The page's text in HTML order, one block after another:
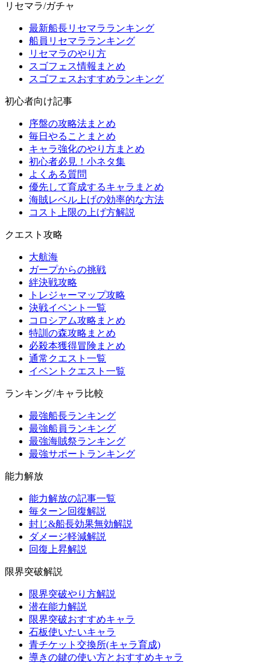
リセマラ/ガチャ
最新船長リセマラランキング
船員リセマラランキング
リセマラのやり方
スゴフェス情報まとめ
スゴフェスおすすめランキング
初心者向け記事
序盤の攻略法まとめ
毎日やることまとめ
キャラ強化のやり方まとめ
初心者必見！小ネタ集
よくある質問
優先して育成するキャラまとめ
海賊レベル上げの効率的な方法
コスト上限の上げ方解説
クエスト攻略
大航海
ガープからの挑戦
絆決戦攻略
トレジャーマップ攻略
決戦イベント一覧
コロシアム攻略まとめ
特訓の森攻略まとめ
必殺本獲得冒険まとめ
通常クエスト一覧
イベントクエスト一覧
ランキング/キャラ比較
最強船長ランキング
最強船員ランキング
最強海賊祭ランキング
最強サポートランキング
能力解放
能力解放の記事一覧
毎ターン回復解説
封じ&船長効果無効解説
ダメージ軽減解説
回復上昇解説
限界突破解説
限界突破やり方解説
潜在能力解説
限界突破おすすめキャラ
石板使いたいキャラ
青チケット交換所(キャラ育成)
導きの鍵の使い方とおすすめキャラ